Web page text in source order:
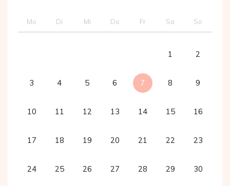
Mo Di Mi Do Fr Sa So
1 2
3 4 5 6 7 8 9
10 11 12 13 14 15 16
17 18 19 20 21 22 23
24 25 26 27 28 29 30